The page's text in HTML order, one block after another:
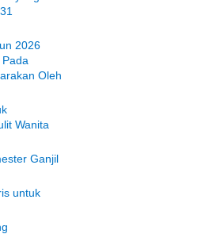
2026
Oleh
Wanita
Ganjil
untuk